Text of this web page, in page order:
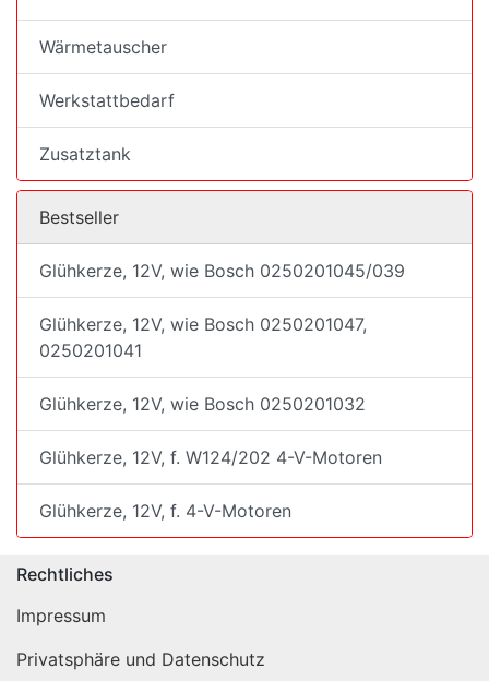
Wärmetauscher
Werkstattbedarf
Zusatztank
Bestseller
Glühkerze, 12V, wie Bosch 0250201045/039
Glühkerze, 12V, wie Bosch 0250201047,
0250201041
Glühkerze, 12V, wie Bosch 0250201032
Glühkerze, 12V, f. W124/202 4-V-Motoren
Glühkerze, 12V, f. 4-V-Motoren
Rechtliches
Impressum
Privatsphäre und Datenschutz